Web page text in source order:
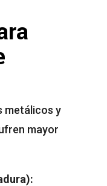
metálicos y
mayor